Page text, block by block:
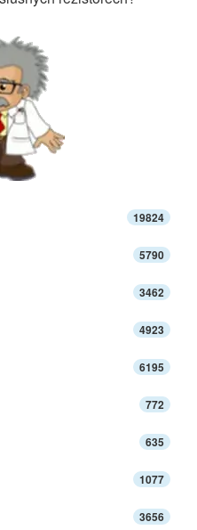
19824
5790
3462
4923
6195
772
635
1077
3656